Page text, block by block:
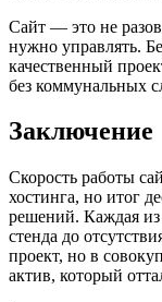
Сайт — это не
нужно управлять.
качественный
без коммунальных
Заключение
Скорость работы
хостинга, но итог
решений. Каждая
стенда до
проект, но в
актив, который